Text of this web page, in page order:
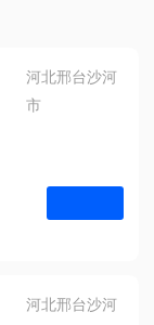
河北邢台沙河
市
河北邢台沙河